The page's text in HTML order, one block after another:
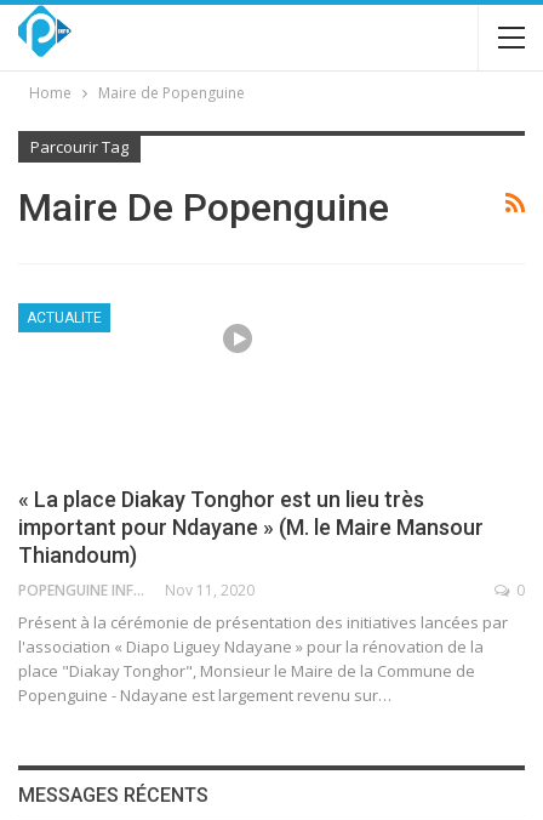
Home Maire de Popenguine
Parcourir Tag
Maire De Popenguine
ACTUALITE
« La place Diakay Tonghor est un lieu très
important pour Ndayane » (M. le Maire Mansour
Thiandoum)
POPENGUINE INFO Nov 11, 2020 0
Présent à la cérémonie de présentation des initiatives lancées par
l'association « Diapo Liguey Ndayane » pour la rénovation de la
place "Diakay Tonghor", Monsieur le Maire de la Commune de
Popenguine - Ndayane est largement revenu sur…
MESSAGES RÉCENTS